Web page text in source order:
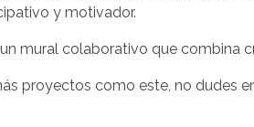
y motivador.
mural colaborativo que combina
proyectos como este, no dudes